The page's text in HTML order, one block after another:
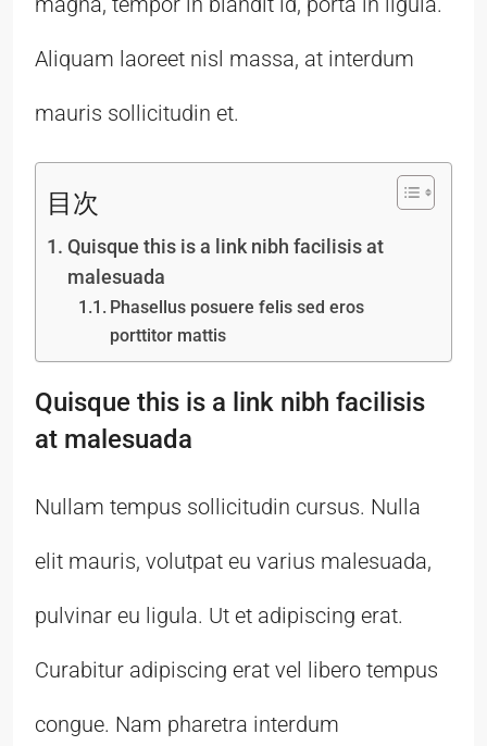
Aliquam laoreet nisl massa, at interdum
mauris sollicitudin et.
目次
Quisque this is a link nibh facilisis at
malesuada
Phasellus posuere felis sed eros
porttitor mattis
Quisque this is a link nibh facilisis
at malesuada
Nullam tempus sollicitudin cursus. Nulla
elit mauris, volutpat eu varius malesuada,
pulvinar eu ligula. Ut et adipiscing erat.
Curabitur adipiscing erat vel libero tempus
congue. Nam pharetra interdum